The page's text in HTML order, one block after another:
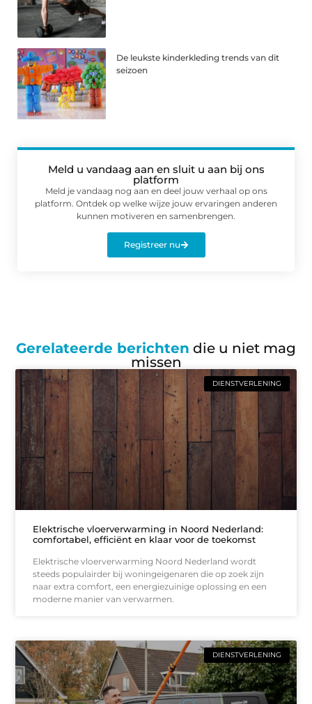
De leukste kinderkleding trends van dit
seizoen
Meld u vandaag aan en sluit u aan bij ons
platform
Meld je vandaag nog aan en deel jouw verhaal op ons
platform. Ontdek op welke wijze jouw ervaringen anderen
kunnen motiveren en samenbrengen.
Registreer nu
Gerelateerde berichten die u niet mag
missen
DIENSTVERLENING
Elektrische vloerverwarming in Noord Nederland:
comfortabel, efficiënt en klaar voor de toekomst
Elektrische vloerverwarming Noord Nederland wordt
steeds populairder bij woningeigenaren die op zoek zijn
naar extra comfort, een energiezuinige oplossing en een
moderne manier van verwarmen.
DIENSTVERLENING